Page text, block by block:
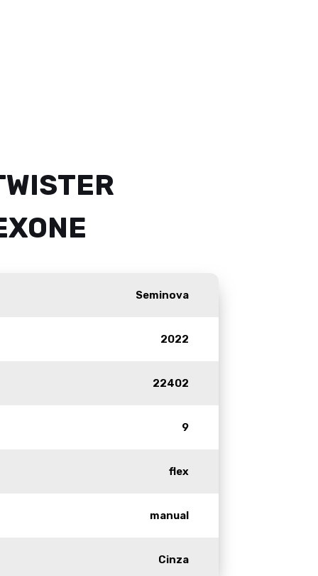
Seminova
2022
22402
9
flex
manual
Cinza